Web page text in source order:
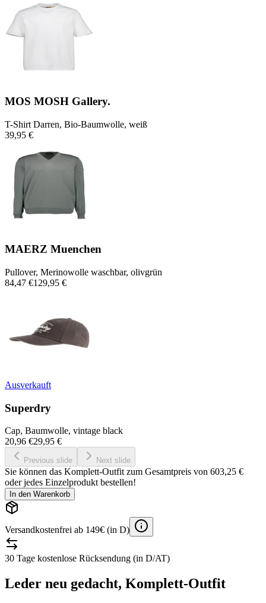
MOS MOSH Gallery.
T-Shirt Darren, Bio-Baumwolle, weiß
39,95 €
MAERZ Muenchen
Pullover, Merinowolle waschbar, olivgrün
84,47 €129,95 €
Ausverkauft
Superdry
Cap, Baumwolle, vintage black
20,96 €29,95 €
Previous slide Next slide
Sie können das Komplett-Outfit zum Gesamtpreis von 603,25 €
oder jedes Einzelprodukt bestellen!
In den Warenkorb
Versandkostenfrei ab 149€ (in D)
30 Tage kostenlose Rücksendung (in D/AT)
Leder neu gedacht, Komplett-Outfit